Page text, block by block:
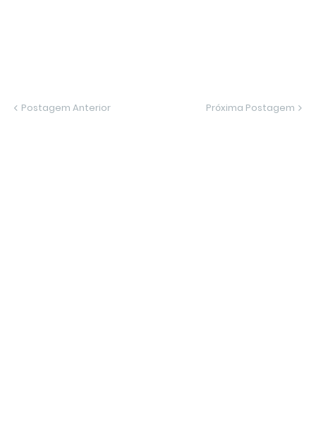
Postagem Anterior Próxima Postagem